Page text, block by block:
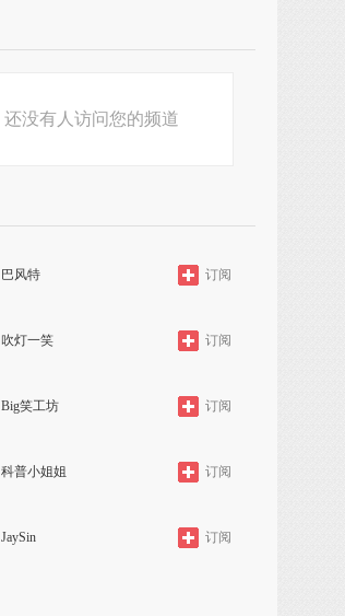
还没有人访问您的频道
巴风特 订阅
吹灯一笑 订阅
Big笑工坊 订阅
科普小姐姐 订阅
JaySin 订阅